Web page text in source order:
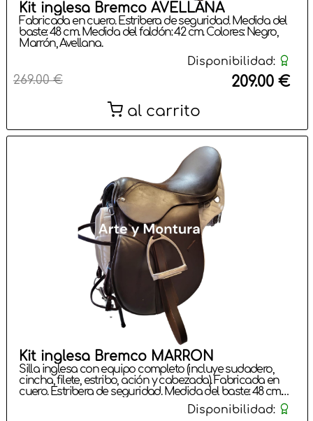
Kit inglesa Bremco AVELLANA
Fabricada en cuero. Estribera de seguridad. Medida del
baste: 48 cm. Medida del faldón: 42 cm. Colores: Negro,
Marrón, Avellana.
Disponibilidad:
269.00 € 209.00 €
al carrito
Kit inglesa Bremco MARRÓN
Silla inglesa con equipo completo (incluye sudadero,
cincha, filete, estribo, ación y cabezada). Fabricada en
cuero. Estribera de seguridad. Medida del baste: 48 cm.
Disponibilidad: